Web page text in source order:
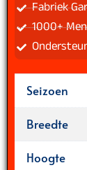
Fabriek
1000+
Seizoen
Breedte
Hoogte